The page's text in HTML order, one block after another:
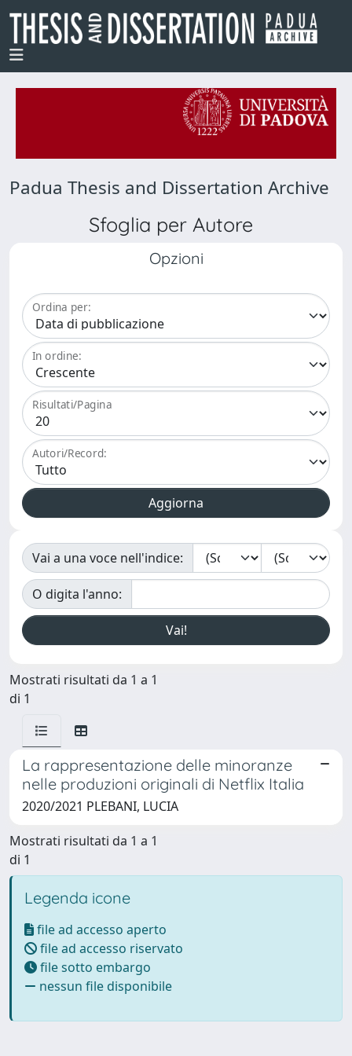
Padua Thesis and Dissertation Archive
Sfoglia per Autore
Opzioni
Ordina per:
In ordine:
Risultati/Pagina
Autori/Record:
Vai a una voce nell'indice:
O digita l'anno:
Mostrati risultati da 1 a 1
di 1
La rappresentazione delle minoranze
nelle produzioni originali di Netflix Italia
2020/2021 PLEBANI, LUCIA
Mostrati risultati da 1 a 1
di 1
Legenda icone
file ad accesso aperto
file ad accesso riservato
file sotto embargo
nessun file disponibile